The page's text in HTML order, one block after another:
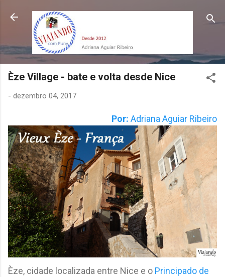
Pular para o conteúdo principal
Èze Village - bate e volta desde Nice
- dezembro 04, 2017
Por: Adriana Aguiar Ribeiro
Èze, cidade localizada entre Nice e o Principado de